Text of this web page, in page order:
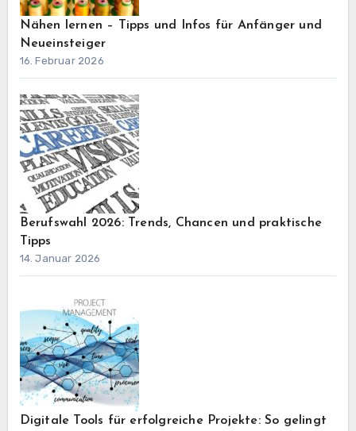
Nähen lernen – Tipps und Infos für Anfänger und
Neueinsteiger
16. Februar 2026
Berufswahl 2026: Trends, Chancen und praktische
Tipps
14. Januar 2026
Digitale Tools für erfolgreiche Projekte: So gelingt